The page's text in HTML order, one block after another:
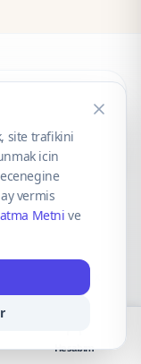
site trafikini
icin
vermis
Metni ve
Hesabım